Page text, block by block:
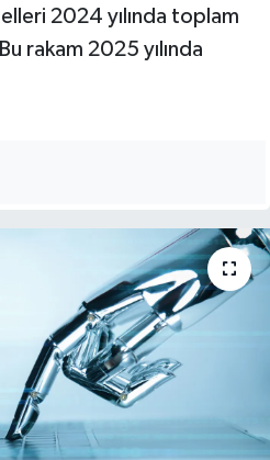
2024 yılında toplam
rakam 2025 yılında